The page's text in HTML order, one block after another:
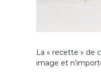
La « recette » de
image et